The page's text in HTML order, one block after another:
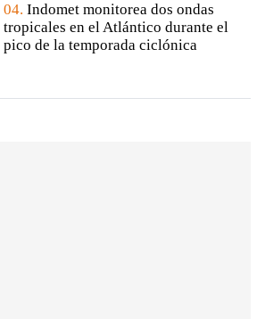
04. Indomet monitorea dos ondas
tropicales en el Atlántico durante el
pico de la temporada ciclónica